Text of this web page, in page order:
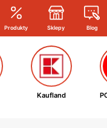
Produkty Sklepy Blog
Kaufland